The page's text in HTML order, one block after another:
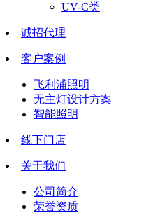
UV-C类
诚招代理
客户案例
飞利浦照明
无主灯设计方案
智能照明
线下门店
关于我们
公司简介
荣誉资质